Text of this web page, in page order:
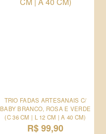
TRIO FADAS ARTESANAIS C/
BABY BRANCO, ROSA E VERDE
(C 36 CM | L 12 CM | A 40 CM)
R$ 99,90